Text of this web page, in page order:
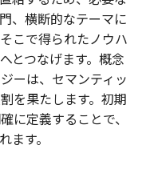
、横断的なテーマに
こで得られたノウハ
とつなげます。概念
ーは、セマンティッ
を果たします。初期
に定義することで、
ます。